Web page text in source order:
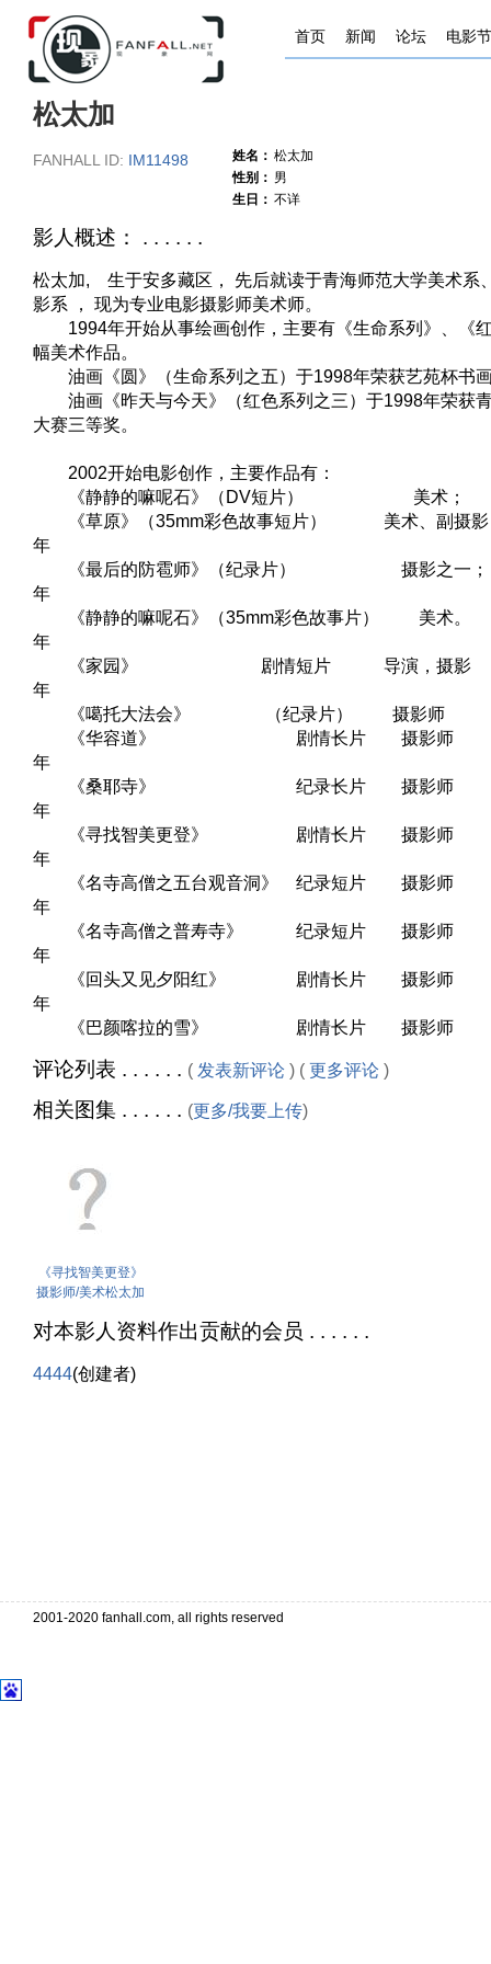
首页 新闻 论坛 电影节
松太加
FANHALL ID: IM11498 姓名： 松太加
性别： 男
生日： 不详
影人概述： . . . . . .
松太加, 生于安多藏区， 先后就读于青海师范大学美术系
影系 ， 现为专业电影摄影师美术师。
1994年开始从事绘画创作，主要有《生命系列》、《
幅美术作品。
油画《圆》（生命系列之五）于1998年荣获艺苑杯书
油画《昨天与今天》（红色系列之三）于1998年荣获
大赛三等奖。
2002开始电影创作，主要作品有：
《静静的嘛呢石》（DV短片） 美术；
《草原》（35mm彩色故事短片） 美术、
年
《最后的防雹师》（纪录片） 摄影
年
《静静的嘛呢石》（35mm彩色故事片
年
《家园》 剧情短片 导演，
年
《噶托大法会》 （纪录片） 摄
《华容道》 剧情长片 摄
年
《桑耶寺》 纪录长片 摄
年
《寻找智美更登》 剧情长片 摄
年
《名寺高僧之五台观音洞》 纪录短片
年
《名寺高僧之普寿寺》 纪录短片
年
《回头又见夕阳红》 剧情长片 摄
年
《巴颜喀拉的雪》 剧情长片 摄影
评论列表 . . . . . . ( 发表新评论 ) ( 更多评论 )
相关图集 . . . . . . (更多/我要上传)
《寻找智美更登》
摄影师/美术松太加
对本影人资料作出贡献的会员 . . . . . .
4444(创建者)
2001-2020 fanhall.com, all rights reserved